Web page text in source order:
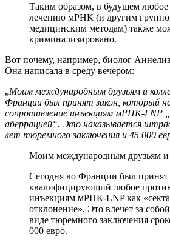
Таким образом, в будущем любое
лечению мРНК (и другим
медицинским методам) также
криминализировано.
Вот почему, например, биолог
Она написала в среду вечером:
„Моим международным друзьям и
Франции был принят закон, который
сопротивление инъекциям мРНК-LNP
аберрацией“. Это наказывается
лет тюремного заключения и 45 000
Моим международным друзьям и
Сегодня во Франции был принят
квалифицирующий любое
инъекциям мРНК-LNP как
отклонение». Это влечет за
виде тюремного заключения
000 евро.